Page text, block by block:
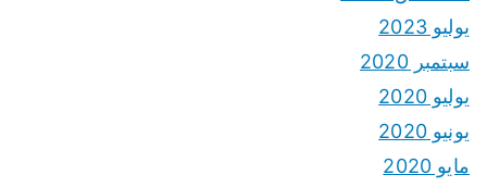
يوليو 2023
سبتمبر 2020
يوليو 2020
يونيو 2020
مايو 2020